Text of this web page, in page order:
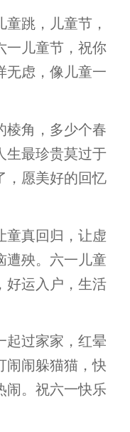
跳，儿童节，
一儿童节，祝你
无虑，像儿童一
棱角，多少个春
生最珍贵莫过于
，愿美好的回忆
童真回归，让虚
遭殃。六一儿童
好运入户，生活
起过家家，红晕
闹闹躲猫猫，快
闹。祝六一快乐